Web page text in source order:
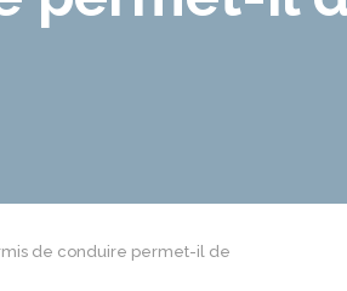
de conduire permet-il de